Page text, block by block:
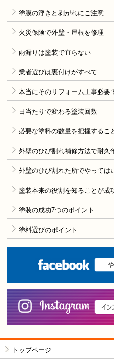
塗膜の浮きと剥がれにご注意
火災保険で外壁・屋根を修理
雨漏りは塗装で直らない
業者選びは裏付けがすべて
本当にそのリフォーム工事必要
日当たりで変わる塗装回数
必要な塗料の数量を把握するこ
外壁のひび割れ補修方法で耐久
外壁のひび割れた所でやっては
塗装本来の役割を知ることが成
塗装の成功7つのポイント
塗料選びのポイント
トップページ